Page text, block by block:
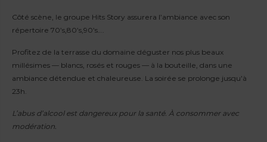
Côté scène, le groupe Hits Story assurera l’ambiance avec son
répertoire 70’s,80’s,90’s….
Profitez de la terrasse du domaine déguster nos plus beaux
millésimes — blancs, rosés et rouges — à la bouteille, dans une
ambiance détendue et chaleureuse. La soirée se prolonge jusqu’à
23h.
L’abus d’alcool est dangereux pour la santé. À consommer avec
modération.